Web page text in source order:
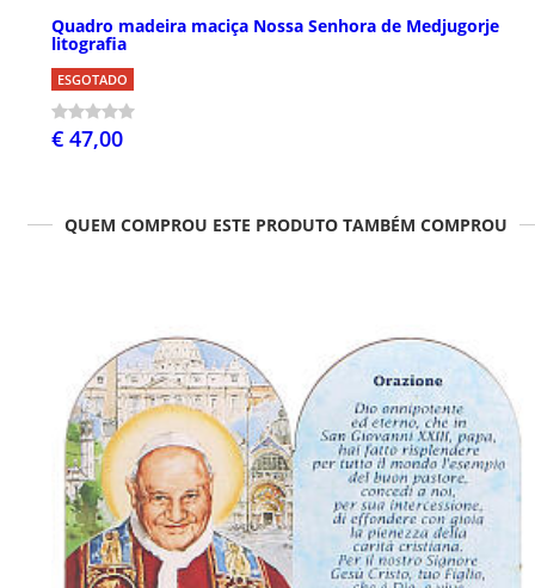
Quadro madeira maciça Nossa Senhora de Medjugorje
litografia
ESGOTADO
€ 47,00
QUEM COMPROU ESTE PRODUTO TAMBÉM COMPROU